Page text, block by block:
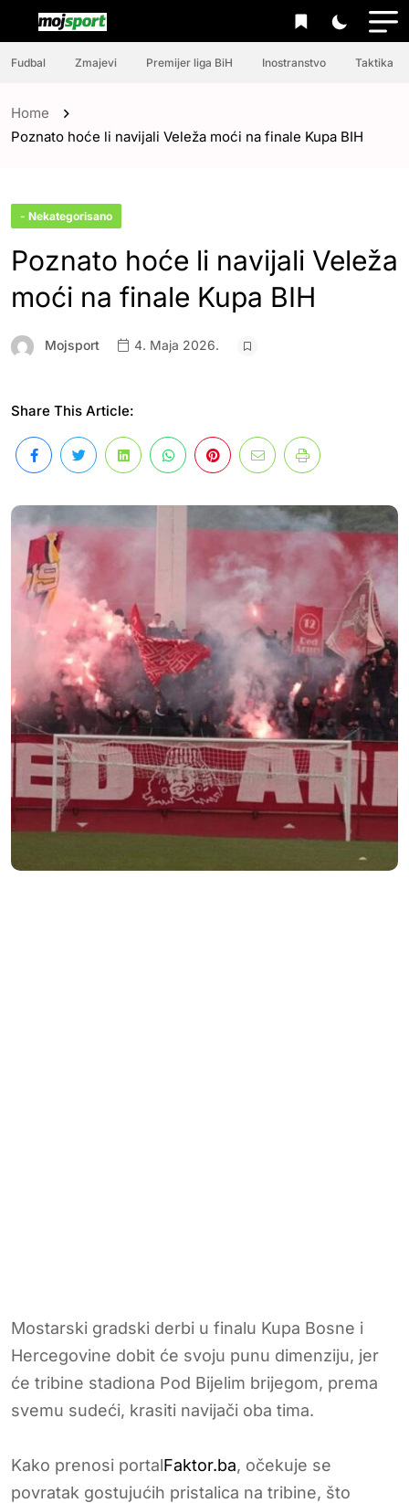
Fudbal Zmajevi Premijer liga BiH Inostranstvo Taktika
Home
Poznato hoće li navijali Veleža moći na finale Kupa BIH
- Nekategorisano
Poznato hoće li navijali Veleža
moći na finale Kupa BIH
Mojsport 4. Maja 2026.
Share This Article:
Mostarski gradski derbi u finalu Kupa Bosne i
Hercegovine dobit će svoju punu dimenziju, jer
će tribine stadiona Pod Bijelim brijegom, prema
svemu sudeći, krasiti navijači oba tima.
Kako prenosi portalFaktor.ba, očekuje se
povratak gostujućih pristalica na tribine, što